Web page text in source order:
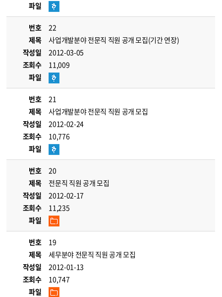
파일
번호
22
제목
사업개발분야 전문직 직원 공개 모집(기간 연장)
작성일
2012-03-05
조회수
11,009
파일
번호
21
제목
사업개발분야 전문직 직원 공개 모집
작성일
2012-02-24
조회수
10,776
파일
번호
20
제목
전문직 직원 공개 모집
작성일
2012-02-17
조회수
11,235
파일
번호
19
제목
세무분야 전문직 직원 공개 모집
작성일
2012-01-13
조회수
10,747
파일